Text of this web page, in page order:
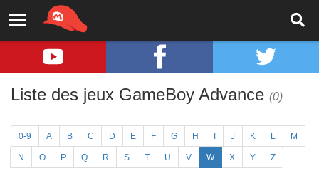
Liste des jeux GameBoy Advance (0)
0-9 A B C D E F G H J K L M
N O P Q R S T U V W X Y Z